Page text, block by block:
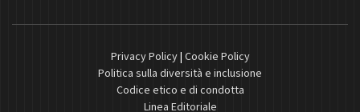
Privacy Policy| Cookie Policy
Politica sulla diversità e inclusione
Codice etico e di condotta
Linea Editoriale